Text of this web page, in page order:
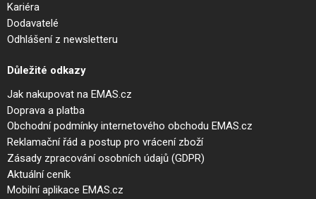
Kariéra
Dodavatelé
Odhlášení z newsletteru
Důležité odkazy
Jak nakupovat na EMAS.cz
Doprava a platba
Obchodní podmínky internetového obchodu EMAS.cz
Reklamační řád a postup pro vrácení zboží
Zásady zpracování osobních údajů (GDPR)
Aktuální ceník
Mobilní aplikace EMAS.cz